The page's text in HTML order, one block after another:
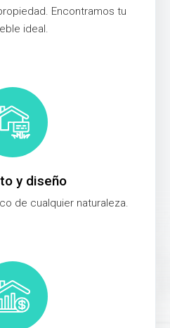
Encontramos tu
ideal.
y diseño
de cualquier naturaleza.